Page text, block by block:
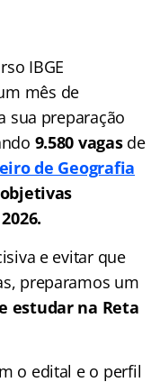
IBGE
mês de
sua preparação
9.580 vagasde
de Geografia
e evitar que
preparamos um
estudar na Reta
o edital e o perfil